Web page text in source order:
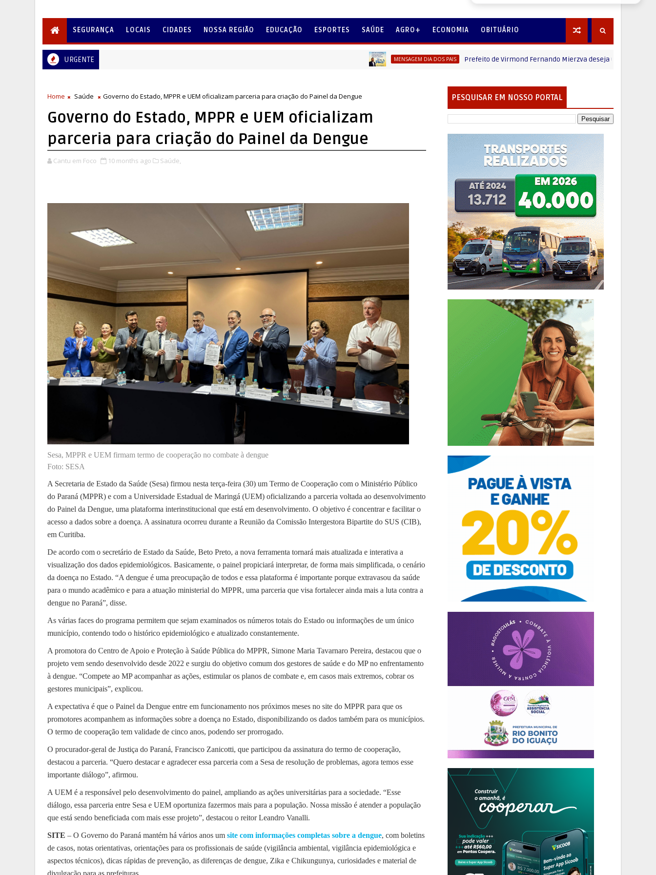
SEGURANÇA LOCAIS CIDADES NOSSA REGIÃO EDUCAÇÃO ESPORTES SAÚDE AGRO+ ECONOMIA OBITUÁRIO
URGENTE MENSAGEM DIA DOS PAIS Prefeito de Virmond Fernando Mierzva deseja um Feliz dia dos Pais
Home Saúde Governo do Estado, MPPR e UEM oficializam parceria para criação do Painel da Dengue
Governo do Estado, MPPR e UEM oficializam
parceria para criação do Painel da Dengue
Cantu em Foco 10 months ago Saúde,
​Sesa, MPPR e UEM firmam termo de cooperação no combate à dengue
Foto: SESA
A Secretaria de Estado da Saúde (Sesa) firmou nesta terça-feira (30) um Termo de Cooperação com o Ministério Público
do Paraná (MPPR) e com a Universidade Estadual de Maringá (UEM) oficializando a parceria voltada ao desenvolvimento
do Painel da Dengue, uma plataforma interinstitucional que está em desenvolvimento. O objetivo é concentrar e facilitar o
acesso a dados sobre a doença. A assinatura ocorreu durante a Reunião da Comissão Intergestora Bipartite do SUS (CIB),
em Curitiba.
De acordo com o secretário de Estado da Saúde, Beto Preto, a nova ferramenta tornará mais atualizada e interativa a
visualização dos dados epidemiológicos. Basicamente, o painel propiciará interpretar, de forma mais simplificada, o cenário
da doença no Estado. “A dengue é uma preocupação de todos e essa plataforma é importante porque extravasou da saúde
para o mundo acadêmico e para a atuação ministerial do MPPR, uma parceria que visa fortalecer ainda mais a luta contra a
dengue no Paraná”, disse.
As várias faces do programa permitem que sejam examinados os números totais do Estado ou informações de um único
município, contendo todo o histórico epidemiológico e atualizado constantemente.
A promotora do Centro de Apoio e Proteção à Saúde Pública do MPPR, Simone Maria Tavarnaro Pereira, destacou que o
projeto vem sendo desenvolvido desde 2022 e surgiu do objetivo comum dos gestores de saúde e do MP no enfrentamento
à dengue. “Compete ao MP acompanhar as ações, estimular os planos de combate e, em casos mais extremos, cobrar os
gestores municipais”, explicou.
A expectativa é que o Painel da Dengue entre em funcionamento nos próximos meses no site do MPPR para que os
promotores acompanhem as informações sobre a doença no Estado, disponibilizando os dados também para os municípios.
O termo de cooperação tem validade de cinco anos, podendo ser prorrogado.
O procurador-geral de Justiça do Paraná, Francisco Zanicotti, que participou da assinatura do termo de cooperação,
destacou a parceria. “Quero destacar e agradecer essa parceria com a Sesa de resolução de problemas, agora temos esse
importante diálogo”, afirmou.
A UEM é a responsável pelo desenvolvimento do painel, ampliando as ações universitárias para a sociedade. “Esse
diálogo, essa parceria entre Sesa e UEM oportuniza fazermos mais para a população. Nossa missão é atender a população
que está sendo beneficiada com mais esse projeto”, destacou o reitor Leandro Vanalli.
SITE – O Governo do Paraná mantém há vários anos um site com informações completas sobre a dengue, com boletins
de casos, notas orientativas, orientações para os profissionais de saúde (vigilância ambiental, vigilância epidemiológica e
aspectos técnicos), dicas rápidas de prevenção, as diferenças de dengue, Zika e Chikungunya, curiosidades e material de
divulgação para as prefeituras,
PESQUISAR EM NOSSO PORTAL